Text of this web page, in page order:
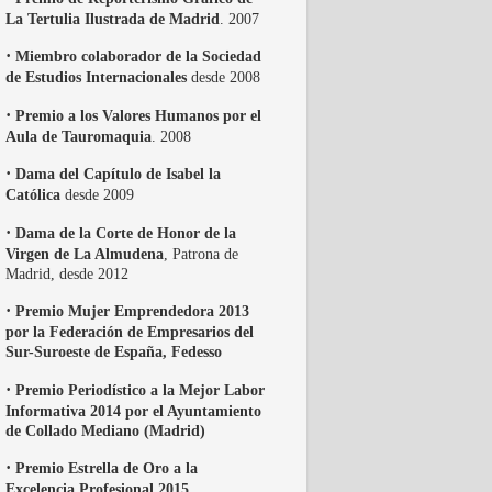
La Tertulia Ilustrada de Madrid . 2007
· Miembro colaborador de la Sociedad
de Estudios Internacionales desde 2008
· Premio a los Valores Humanos por el
Aula de Tauromaquia . 2008
· Dama del Capítulo de Isabel la
Católica desde 2009
· Dama de la Corte de Honor de la
Virgen de La Almudena , Patrona de
Madrid, desde 2012
· Premio Mujer Emprendedora 2013
por la Federación de Empresarios del
Sur-Suroeste de España, Fedesso
· Premio Periodístico a la Mejor Labor
Informativa 2014 por el Ayuntamiento
de Collado Mediano (Madrid)
· Premio Estrella de Oro a la